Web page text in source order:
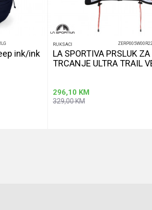
ink/ink
RUKSACI
LA SPORTIVA PRSLUK ZA
TRCANJE ULTRA TRAIL
296,10 KM
329,00KM